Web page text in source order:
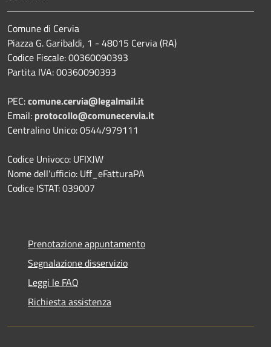
Comune di Cervia
Piazza G. Garibaldi, 1 - 48015 Cervia (RA)
Codice Fiscale: 00360090393
Partita IVA: 00360090393
PEC:comune.cervia@legalmail.it
Email: protocollo@comunecervia.it
Centralino Unico: 0544/979111
Codice Univoco: UFIXJW
Nome dell'ufficio: Uff_eFatturaPA
Codice ISTAT: 039007
Prenotazione appuntamento
Segnalazione disservizio
Leggi le FAQ
Richiesta assistenza